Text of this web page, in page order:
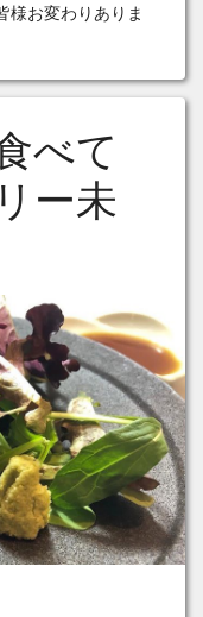
様お変わりありま
べて
ー未